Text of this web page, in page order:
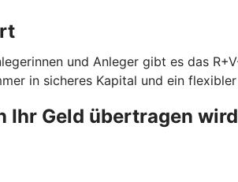
und Anleger gibt es das
in sicheres Kapital und ein
Ihr Geld übertragen wird